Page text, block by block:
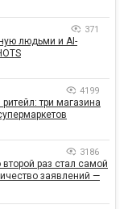
371
людьми и AI-
4199
три магазина
3186
раз стал самой
заявлений —